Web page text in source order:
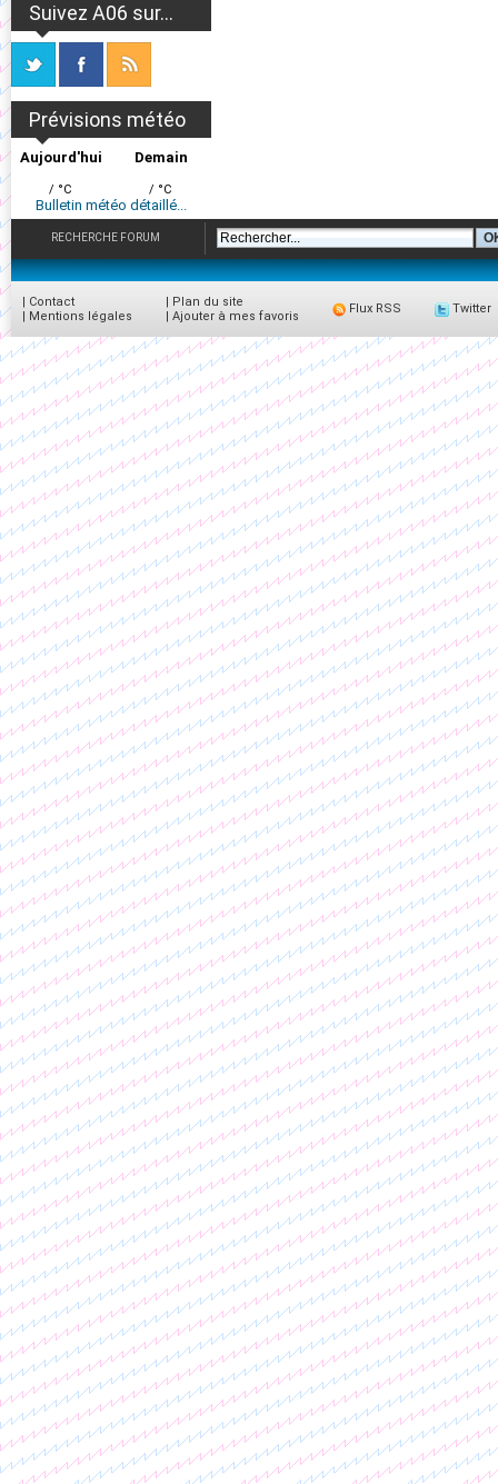
Suivez A06 sur...
Prévisions météo
Aujourd'hui
/ °C
Demain
/ °C
Bulletin météo détaillé...
RECHERCHE FORUM
| Contact
| Mentions légales
| Plan du site
| Ajouter à mes favoris
Flux RSS Twitter